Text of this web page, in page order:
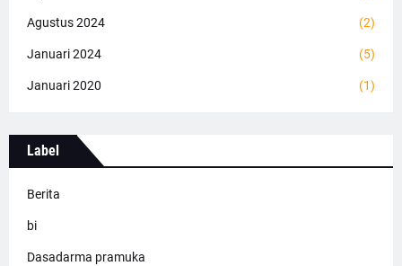
Agustus 2024 (2)
Januari 2024 (5)
Januari 2020 (1)
Label
Berita
bi
Dasadarma pramuka